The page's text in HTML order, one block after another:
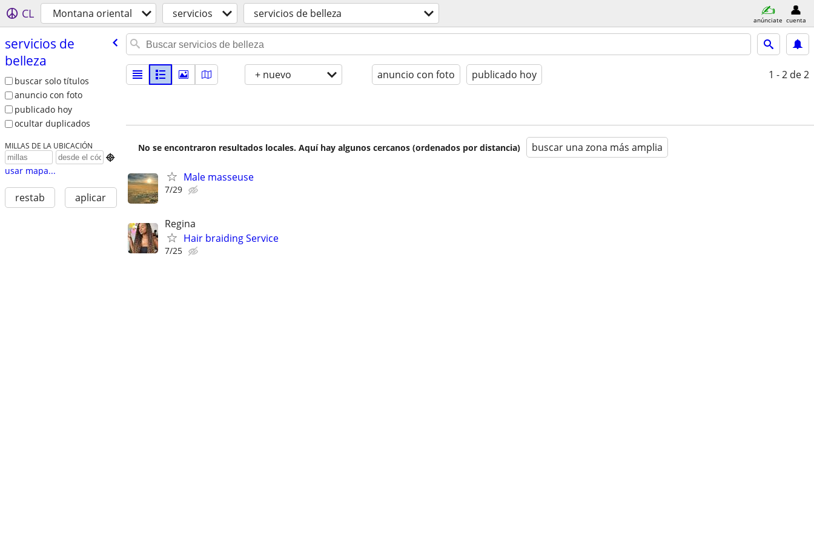
CL Montana oriental servicios servicios de belleza anúnciate cuenta
servicios de
belleza
buscar solo títulos
anuncio con foto
publicado hoy
ocultar duplicados
MILLAS DE LA UBICACIÓN

usar mapa...
restab aplicar
+ nuevo anuncio con foto publicado hoy 1 - 2 de 2
No se encontraron resultados locales. Aquí hay algunos cercanos (ordenados por distancia) buscar una zona más amplia
Male masseuse
7/29
Regina
Hair braiding Service
7/25